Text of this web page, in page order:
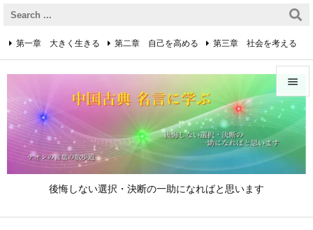
後悔しない選択・決断の一助になればと思います


メニュ

第一章 大きく生きる 第二章 自己を高める 第三章 社会を考える
第四章 着実に生きる 第五章 逆境を乗り越えるための心得
第六章 成功の心得 第七章 人と接するための心得
第八章 リーダーの心得